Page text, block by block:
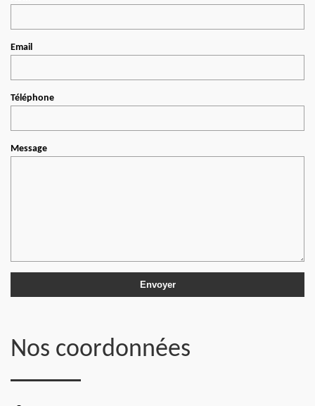
Email
Téléphone
Message
Nos coordonnées